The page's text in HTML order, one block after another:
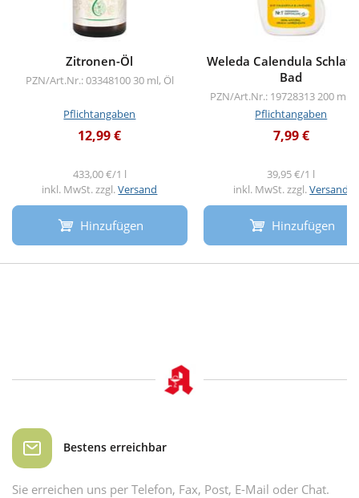
Zitronen-Öl
PZN/Art.Nr.: 03348100 30 ml, Öl
Pflichtangaben
12,99 €
433,00 €/1 l
inkl. MwSt. zzgl.Versand
Hinzufügen
Weleda Calendula Schlaf
Bad
PZN/Art.Nr.: 19728313200 ml,
Pflichtangaben
7,99 €
39,95 €/1 l
inkl. MwSt. zzgl.Versand
Hinzufügen
Bestens erreichbar
Sie erreichen uns per Telefon, Fax, Post, E-Mail oder Chat.